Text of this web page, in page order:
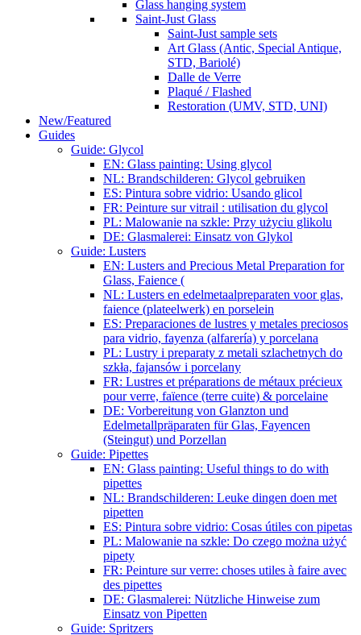
Glass hanging system
Saint-Just Glass
Saint-Just sample sets
Art Glass (Antic, Special Antique,
STD, Bariolé)
Dalle de Verre
Plaqué / Flashed
Restoration (UMV, STD, UNI)
New/Featured
Guides
Guide: Glycol
EN: Glass painting: Using glycol
NL: Brandschilderen: Glycol gebruiken
ES: Pintura sobre vidrio: Usando glicol
FR: Peinture sur vitrail : utilisation du glycol
PL: Malowanie na szkle: Przy użyciu glikolu
DE: Glasmalerei: Einsatz von Glykol
Guide: Lusters
EN: Lusters and Precious Metal Preparation for
Glass, Faience (
NL: Lusters en edelmetaalpreparaten voor glas,
faience (plateelwerk) en porselein
ES: Preparaciones de lustres y metales preciosos
para vidrio, fayenza (alfarería) y porcelana
PL: Lustry i preparaty z metali szlachetnych do
szkła, fajansów i porcelany
FR: Lustres et préparations de métaux précieux
pour verre, faïence (terre cuite) & porcelaine
DE: Vorbereitung von Glanzton und
Edelmetallpräparaten für Glas, Fayencen
(Steingut) und Porzellan
Guide: Pipettes
EN: Glass painting: Useful things to do with
pipettes
NL: Brandschilderen: Leuke dingen doen met
pipetten
ES: Pintura sobre vidrio: Cosas útiles con pipetas
PL: Malowanie na szkle: Do czego można użyć
pipety
FR: Peinture sur verre: choses utiles à faire avec
des pipettes
DE: Glasmalerei: Nützliche Hinweise zum
Einsatz von Pipetten
Guide: Spritzers